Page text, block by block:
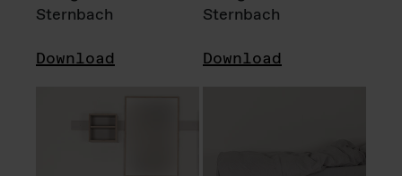
Sternbach
Download
Sternbach
Download